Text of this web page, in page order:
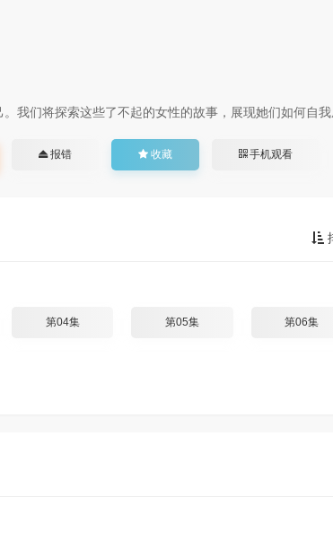
我们将探索这些了不起的女性的故事，展现她们如何自
报错 收藏 手机观看
第04集 第05集 第06集